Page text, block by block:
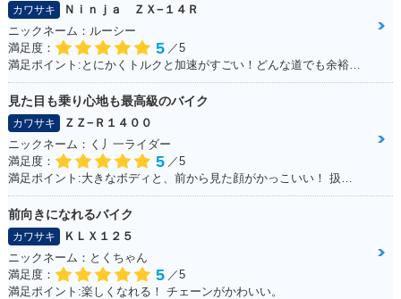
カワサキ
Ｎｉｎｊａ ＺＸ−１４Ｒ
ニックネーム：ルーシー
満足度：
5 ／5
満足ポイント:とにかくトルクと加速がすごい！どんな道でも余裕で対応。 身長が180cm以上の私にはこのサイズが一番しっくりきます。 デザインも迫力があって文句なしのバイク！これからカスタマイズしていきたいです。
見た目も乗り心地も最高級のバイク
カワサキ
ＺＺ−Ｒ１４００
ニックネーム：く丿一ライダー
満足度：
5 ／5
前向きになれるバイク
カワサキ
ＫＬＸ１２５
ニックネーム：とくちゃん
満足度：
5 ／5
満足ポイント:楽しくなれる！ チェーンがかわいい。